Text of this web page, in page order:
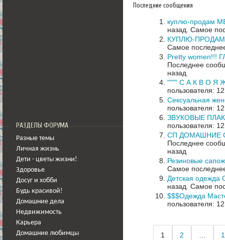
РАЗДЕЛЫ ФОРУМА
Разные темы
Личная жизнь
Дети - цветы жизни!
Здоровье
Досуг и хобби
Будь красивой!
Домашние дела
Недвижимость
Карьера
Домашние любимцы
Последние сообщения
куплю-продам
назад. Самое
КУПЛЮ-ПРОДАМ
Самое
Pretty
Последнее
назад
"""" С А К В О Я Ж
пользователя:
Сексуальная
пользователя:
ЗВУКОВЫЕ
пользователя:
СП ДОМАШНИЕ
Последнее
назад
Резиновые
Самое
Детская одежда
назад. Самое
$$$Одежда
пользователя:
1 2